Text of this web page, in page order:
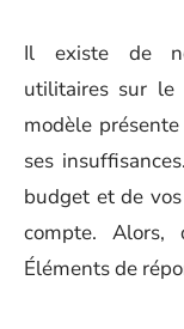
Il existe de
utilitaires sur le
modèle
ses
budget et de
compte. Alors,
Éléments de